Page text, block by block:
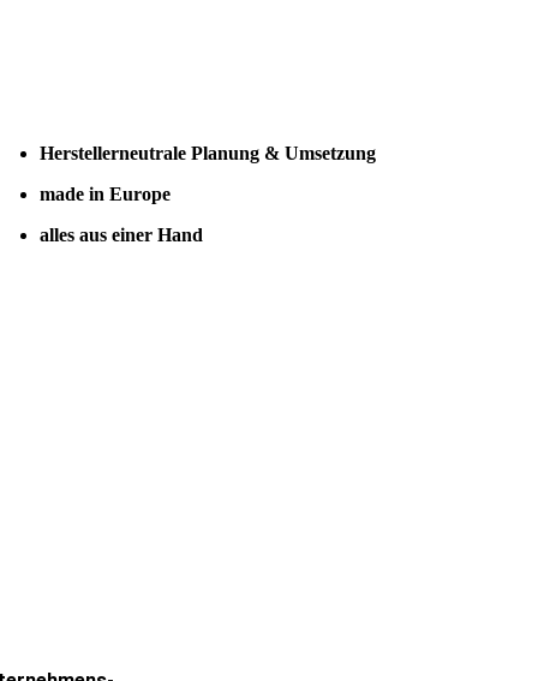
Herstellerneutrale Planung & Umsetzung
made in Europe
alles aus einer Hand